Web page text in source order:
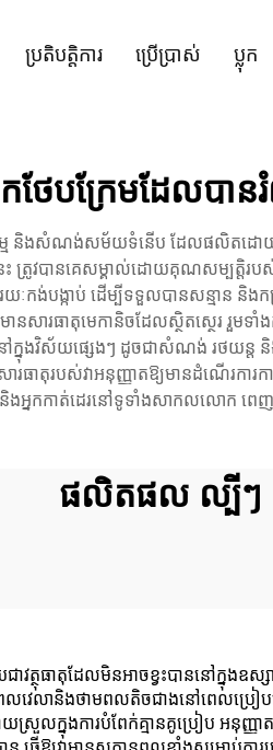
ប្រតិបត្តិការ ប្រើប្រាស់ ប្លុក
ថែបក្រែមដែលបាន
និងសំណង់សម័យទំនើប ដែលផលិតដោយដំ
បានគេសម្គាល់ដោយគុណសម្បត្តិរបស់វ
ៈកង់បង្កាប់ ដើម្បីទទួលបានសន្មាន
រធាតុមេកានិចដែលស្ថិតស្ថេរ រួមទាំង
ក្នុងវិស័យផ្សេងៗ ដូចជាសំណង់ រថយន្ត
រធាតុរបស់វាអនុញ្ញាតឱ្យមានដំណើរក
អ្នកកាត់ដេរនៅទូទាំងសាកលលោក ពេញ
ផលិតផល ល្បីៗ
យជាវត្ថុធាតុដែលមិនអាចខ្វះបាននៅក្នុ
វេលានិងថាមពលតិចជាងនៅពេលប្រ
យស្រួលក្នុងការបំពែក់គ្មានគូប្រៀប អនុញ្